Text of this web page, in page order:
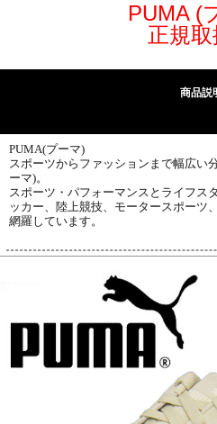
PUMA (
正規
商品説
PUMA(プーマ)
スポーツからファッションまで幅広い
ーマ)。
スポーツ・パフォーマンスとライフス
ッカー、陸上競技、モータースポーツ
網羅しています。